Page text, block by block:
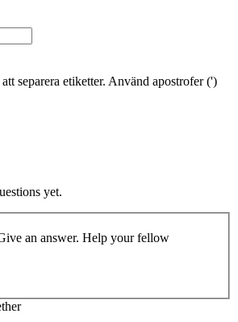
separera etiketter. Använd apostrofer (')
yet.
an answer. Help your fellow